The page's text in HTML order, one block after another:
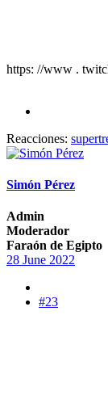
https: //www .
Reacciones:
Simón Pérez
Admin
Moderador
Faraón de Egipto
28 June 2022
#23